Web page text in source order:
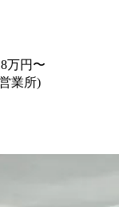
万円〜
業所)